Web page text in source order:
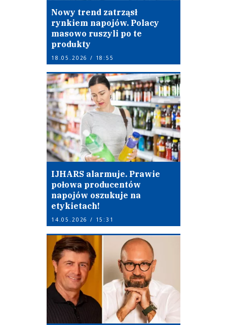
Nowy trend zatrząsł
rynkiem napojów. Polacy
masowo ruszyli po te
produkty
18.05.2026 / 18:55
IJHARS alarmuje. Prawie
połowa producentów
napojów oszukuje na
etykietach!
14.05.2026 / 15:31